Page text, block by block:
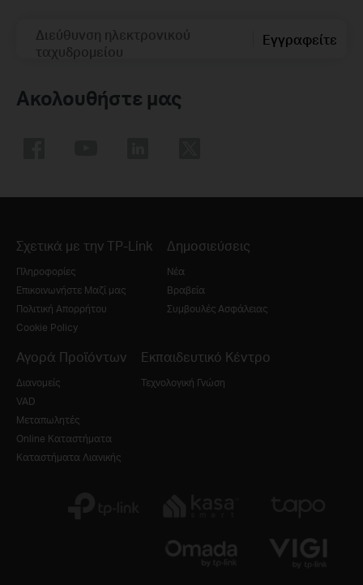
Διεύθυνση ηλεκτρονικού
ταχυδρομείου
Εγγραφείτε
Ακολουθήστε μας
Σχετικά με την TP-Link
Πληροφορίες
Επικοινωνήστε Μαζί μας
Πολιτική Απορρήτου
Cookie Policy
Δημοσιεύσεις
Νέα
Βραβεία
Συμβουλές Ασφάλειας
Αγορά Προϊόντων
Διανομείς
VAD
Μεταπωλητές
Online Καταστήματα
Καταστήματα Λιανικής
Εκπαιδευτικό Κέντρο
Τεχνολογική Γνώση